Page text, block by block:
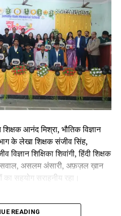
आनंद मिश्रा, भौतिक विज्ञान
के लेखा शिक्षक संजीव सिंह,
शिक्षिका शिवांगी, हिंदी शिक्षक
असलम अंसारी, अफ़ज़ल ख़ान
सहयोग सराहनीय रहा।
READING